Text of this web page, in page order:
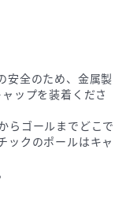
安全のため、金属製
ップを装着くださ
らゴールまでどこで
ックのポールはキャ